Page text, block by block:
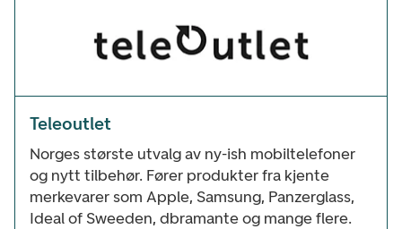
Teleoutlet
Norges største utvalg av ny-ish mobiltelefoner
og nytt tilbehør. Fører produkter fra kjente
merkevarer som Apple, Samsung, Panzerglass,
Ideal of Sweeden, dbramante og mange flere.